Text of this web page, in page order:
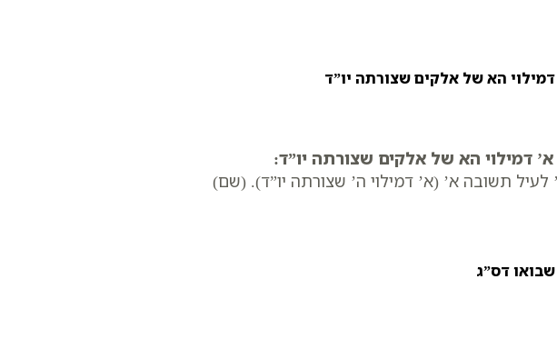
דמילוי הא של אלקים שצורתה יו”ד
א’ דמילוי הא של אלקים שצורתה יו”ד:
לעיל תשובה א’ (א’ דמילוי ה’ שצורתה יו”ד). (שם)
שבואו דס”ג